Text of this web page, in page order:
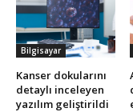
Bilgisayar
Kanser dokularını
detaylı inceleyen
yazılım geliştirildi